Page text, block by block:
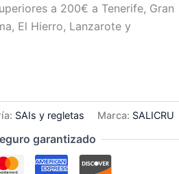
a 200€ a Tenerife, Gran
El Hierro, Lanzarote y
SAIs y regletas Marca: SALICRU
garantizado